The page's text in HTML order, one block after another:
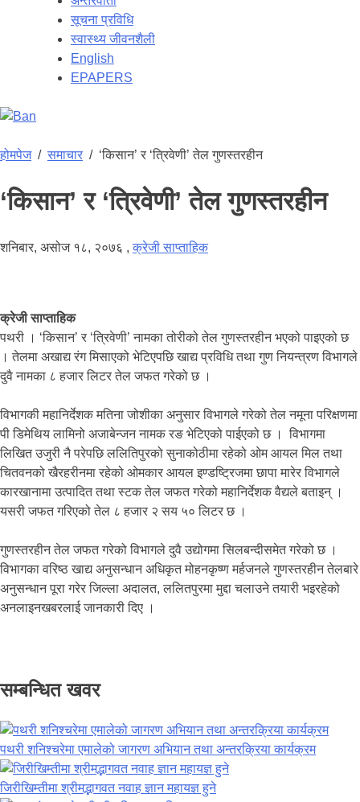
सूचना प्रविधि
स्वास्थ्य जीवनशैली
English
EPAPERS
होमपेज/समाचार / ‘किसान’ र ‘त्रिवेणी’ तेल गुणस्तरहीन
‘किसान’ र ‘त्रिवेणी’ तेल गुणस्तरहीन
शनिबार, असोज १८, २०७६ ,क्रेजी साप्ताहिक
क्रेजी साप्ताहिक
पथरी । ‘किसान’ र ‘त्रिवेणी’ नामका तोरीको तेल गुणस्तरहीन भएको पाइएको छ
। तेलमा अखाद्य रंग मिसाएको भेटिएपछि खाद्य प्रविधि तथा गुण नियन्त्रण विभागले
दुवै नामका ८ हजार लिटर तेल जफत गरेको छ ।
विभागकी महानिर्देशक मतिना जोशीका अनुसार विभागले गरेको तेल नमूना परिक्षणमा
पी डिमेथिय लामिनो अजाबेन्जन नामक रङ भेटिएको पाईएको छ । विभागमा
लिखित उजुरी नै परेपछि ललितिपुरको सुनाकोठीमा रहेको ओम आयल मिल तथा
चितवनको खैरहरीनमा रहेको ओमकार आयल इण्डष्ट्रिजमा छापा मारेर विभागले
कारखानामा उत्पादित तथा स्टक तेल जफत गरेको महानिर्देशक वैद्यले बताइन् ।
यसरी जफत गरिएको तेल ८ हजार २ सय ५० लिटर छ ।
गुणस्तरहीन तेल जफत गरेको विभागले दुवै उद्योगमा सिलबन्दीसमेत गरेको छ ।
विभागका वरिष्ठ खाद्य अनुसन्धान अधिकृत मोहनकृष्ण मर्हजनले गुणस्तरहीन तेलबारे
अनुसन्धान पूरा गरेर जिल्ला अदालत, ललितपुरमा मुद्दा चलाउने तयारी भइरहेको
अनलाइनखबरलाई जानकारी दिए ।
सम्बन्धित खवर
पथरी शनिश्चरेमा एमालेको जागरण अभियान तथा अन्तरक्रिया कार्यक्रम
जिरीखिम्तीमा श्रीमद्भागवत नवाह ज्ञान महायज्ञ हुने